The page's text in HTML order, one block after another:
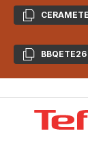
CopierCERAMETE
CopierBBQETE26